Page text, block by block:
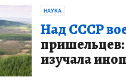
НАУКА
Над СССР
пришельцев:
изучала